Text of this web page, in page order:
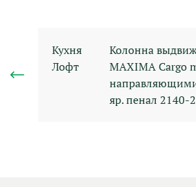
Кухня
Лофт
Колонна
MAXIMA Cargo
направляющими
яр. пенал 2140-